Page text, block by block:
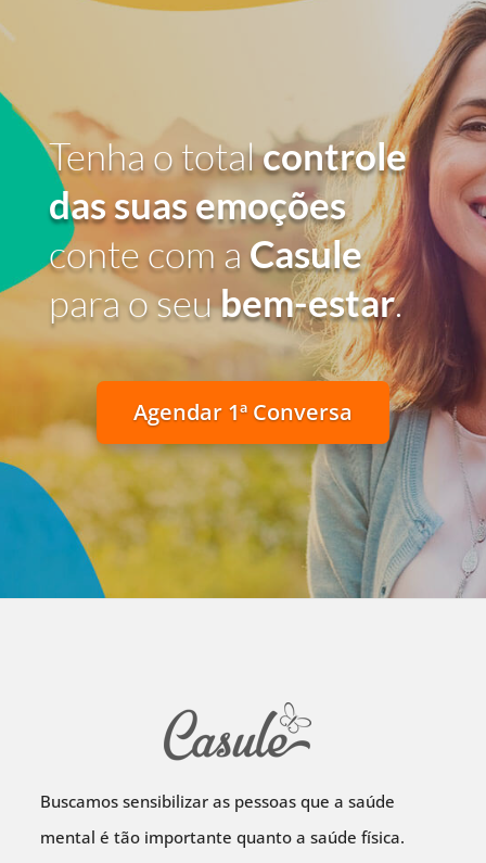
Tenha o totalcontrole
das suas emoções
conte com a Casule
para o seubem-estar.
Agendar 1ª Conversa
Buscamos sensibilizar as pessoas que a saúde
mental é tão importante quanto a saúde física.